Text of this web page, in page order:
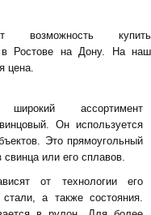
возможность купить
в Ростове на Дону. На наш
цена.
ассортимент
Он используется
Это прямоугольный
или его сплавов.
от технологии его
стали, а также состояния.